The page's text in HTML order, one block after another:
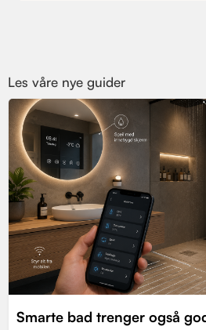
Les våre nye guider
Smarte bad trenger også